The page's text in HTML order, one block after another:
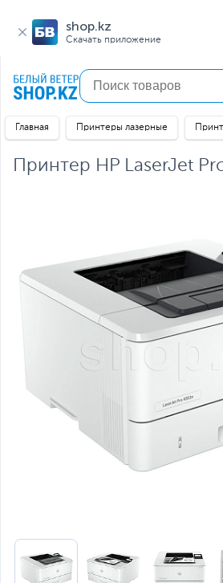
shop.kz
Скачать приложение
Главная Принтеры лазерные
Принтер HP LaserJet